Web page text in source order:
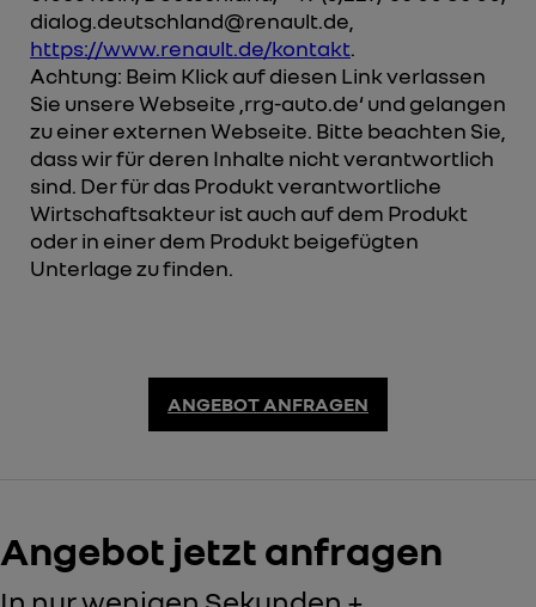
dialog.deutschland@renault.de,
https://www.renault.de/kontakt.
Achtung: Beim Klick auf diesen Link verlassen
Sie unsere Webseite ‚rrg-auto.de‘ und gelangen
zu einer externen Webseite. Bitte beachten Sie,
dass wir für deren Inhalte nicht verantwortlich
sind. Der für das Produkt verantwortliche
Wirtschaftsakteur ist auch auf dem Produkt
oder in einer dem Produkt beigefügten
Unterlage zu finden.
ANGEBOT ANFRAGEN
Angebot jetzt anfragen